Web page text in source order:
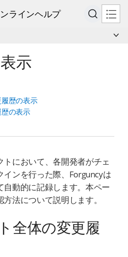
ラインヘルプ
示
歴の表示
の表示
トにおいて、各開発者がチェ
インを行った際、Forguncyは
自動的に記録します。本ペー
法について説明します。
全体の変更履